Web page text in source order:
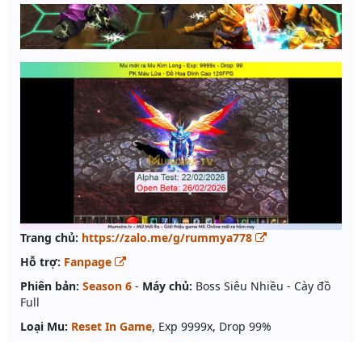
Trang chủ: https://zalo.me/g/rummya778
Hỗ trợ: Fanpage
Phiên bản: Season 6 - Máy chủ: Boss Siêu Nhiều - Cày đồ
Full
Loại Mu: Reset In Game, Exp 9999x, Drop 99%